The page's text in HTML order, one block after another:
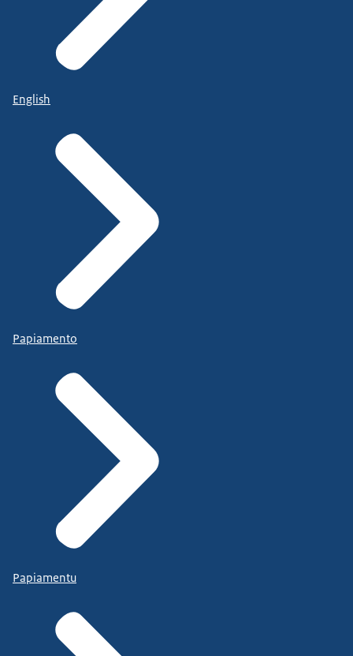
English
Papiamento
Papiamentu